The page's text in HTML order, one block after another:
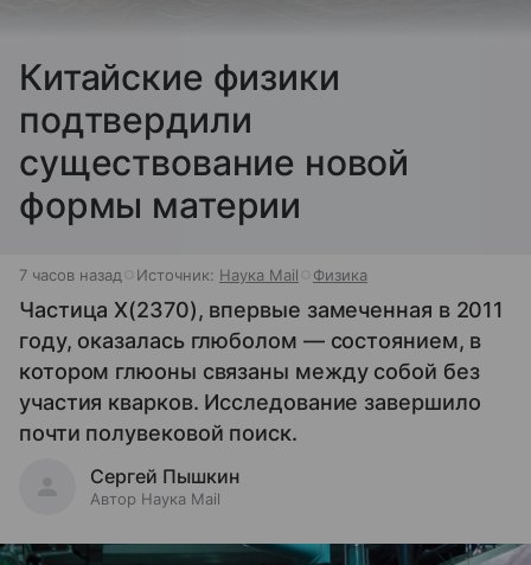
Китайские физики
подтвердили
существование новой
формы материи
7 часов назад Источник: Наука Mail Физика
Частица X(2370), впервые замеченная в 2011
году, оказалась глюболом — состоянием, в
котором глюоны связаны между собой без
участия кварков. Исследование завершило
почти полувековой поиск.
Сергей Пышкин
Автор Наука Mail